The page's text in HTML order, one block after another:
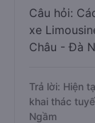
Câu hỏi:
xe
Châu - Đà
Trả lời: Hiện
khai thác
Ngầm